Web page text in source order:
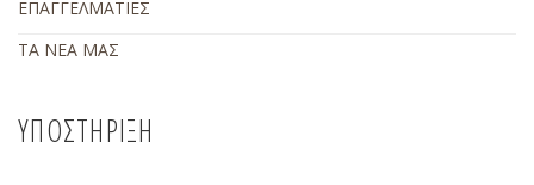
ΕΠΑΓΓΕΛΜΑΤΙΕΣ
ΤΑ ΝΕΑ ΜΑΣ
ΥΠΟΣΤΗΡΙΞΗ